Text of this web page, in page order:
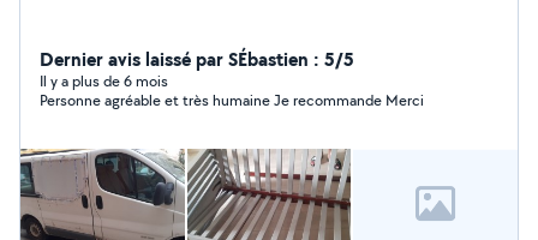
Dernier avis laissé par SÉbastien : 5/5
Il y a plus de 6 mois
Personne agréable et très humaine Je recommande Merci